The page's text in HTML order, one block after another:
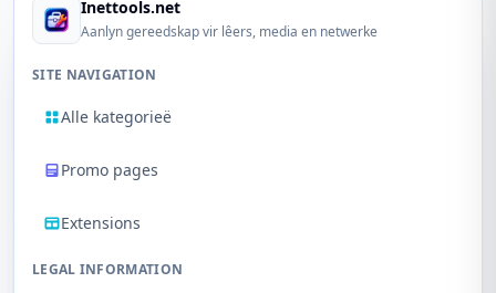
Inettools.net
Aanlyn gereedskap vir lêers, media en netwerke
SITE NAVIGATION
Alle kategorieë
Promo pages
Extensions
LEGAL INFORMATION